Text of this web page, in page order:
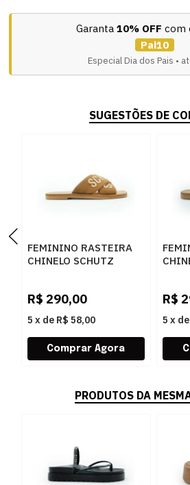
Garanta 10% OFF com
Pai10
Especial Dia dos Pais •
SUGESTÕES DE
FEMININO RASTEIRA
CHINELO SCHUTZ
R$ 290,00
5 x de R$ 58,00
R$
5 x de
PRODUTOS DA